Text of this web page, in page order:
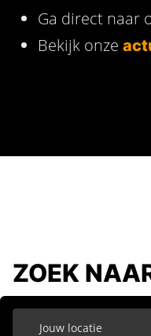
Ga direct naar
Bekijk onze
ZOEK